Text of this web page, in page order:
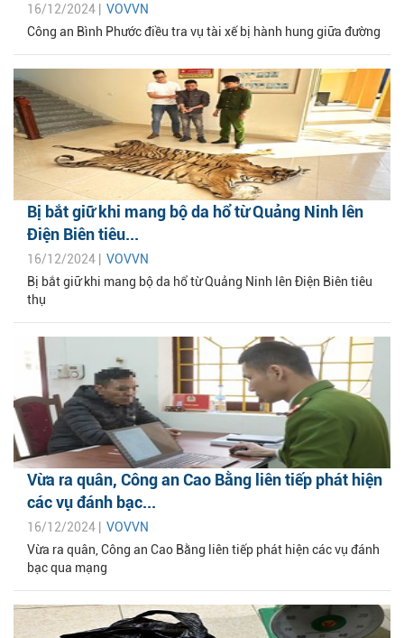
16/12/2024 | VOVVN
Công an Bình Phước điều tra vụ tài xế bị hành hung giữa đường
Bị bắt giữ khi mang bộ da hổ từ Quảng Ninh lên
Điện Biên tiêu...
16/12/2024 | VOVVN
Bị bắt giữ khi mang bộ da hổ từ Quảng Ninh lên Điện Biên tiêu
thụ
Vừa ra quân, Công an Cao Bằng liên tiếp phát hiện
các vụ đánh bạc...
16/12/2024 | VOVVN
Vừa ra quân, Công an Cao Bằng liên tiếp phát hiện các vụ đánh
bạc qua mạng